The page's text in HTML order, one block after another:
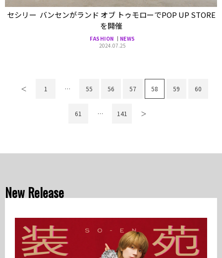
セシリー バンセンがランド オブ トゥモローでPOP UP STORE
を開催
FASHION
NEWS
2024.07.25
＜ 1 … 55 56 57 58 59 60
61 … 141 ＞
New Release